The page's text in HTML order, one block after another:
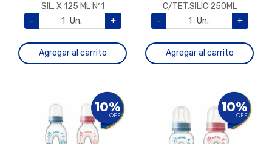
SIL. X 125 ML Nº1
-
Un. +
Agregar al carrito
C/TET.SILIC 250ML
-
Un. +
Agregar al carrito
10%
OFF
10%
OFF